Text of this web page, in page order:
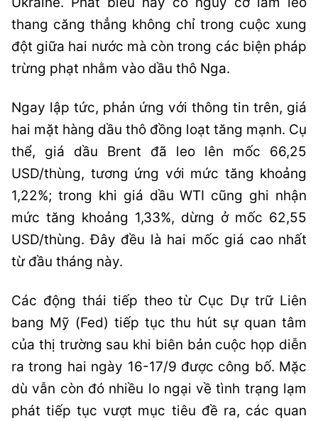
thang căng thẳng không chỉ trong cuộc xung
đột giữa hai nước mà còn trong các biện pháp
trừng phạt nhằm vào dầu thô Nga.
Ngay lập tức, phản ứng với thông tin trên, giá
hai mặt hàng dầu thô đồng loạt tăng mạnh. Cụ
thể, giá dầu Brent đã leo lên mốc 66,25
USD/thùng, tương ứng với mức tăng khoảng
1,22%; trong khi giá dầu WTI cũng ghi nhận
mức tăng khoảng 1,33%, dừng ở mốc 62,55
USD/thùng. Đây đều là hai mốc giá cao nhất
từ đầu tháng này.
Các động thái tiếp theo từ Cục Dự trữ Liên
bang Mỹ (Fed) tiếp tục thu hút sự quan tâm
của thị trường sau khi biên bản cuộc họp diễn
ra trong hai ngày 16-17/9 được công bố. Mặc
dù vẫn còn đó nhiều lo ngại về tình trạng lạm
phát tiếp tục vượt mục tiêu đề ra, các quan